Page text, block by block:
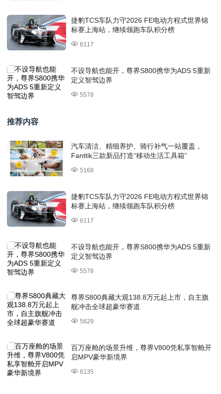
捷豹TCS车队力守2026 FE电动方程式世界锦
标赛上海站，继续领跑车队积分榜
6117
不设导航也能开，尊界S800携华为ADS 5重新
定义智驾边界
5578
推荐内容
汽车清洁、精细养护、骑行补气一站覆盖，
Fanttik三款新品打造“移动生活工具箱”
5168
捷豹TCS车队力守2026 FE电动方程式世界锦
标赛上海站，继续领跑车队积分榜
6117
不设导航也能开，尊界S800携华为ADS 5重新
定义智驾边界
5578
尊界S800典藏大观138.8万元起上市，自主旗
舰冲击全球超豪华赛道
5629
百万座舱的场景升维，尊界V800凭私享智舱开
启MPV豪华新境界
6135